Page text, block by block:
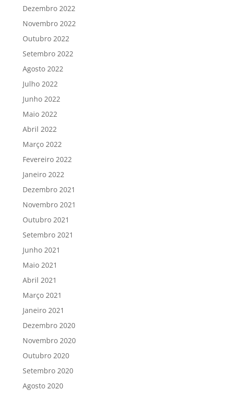
Dezembro 2022
Novembro 2022
Outubro 2022
Setembro 2022
Agosto 2022
Julho 2022
Junho 2022
Maio 2022
Abril 2022
Março 2022
Fevereiro 2022
Janeiro 2022
Dezembro 2021
Novembro 2021
Outubro 2021
Setembro 2021
Junho 2021
Maio 2021
Abril 2021
Março 2021
Janeiro 2021
Dezembro 2020
Novembro 2020
Outubro 2020
Setembro 2020
Agosto 2020